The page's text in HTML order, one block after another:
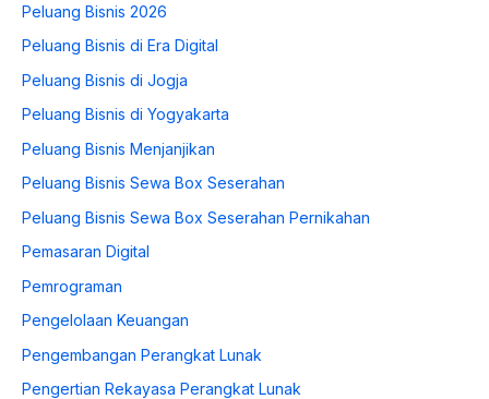
Peluang Bisnis 2026
Peluang Bisnis di Era Digital
Peluang Bisnis di Jogja
Peluang Bisnis di Yogyakarta
Peluang Bisnis Menjanjikan
Peluang Bisnis Sewa Box Seserahan
Peluang Bisnis Sewa Box Seserahan Pernikahan
Pemasaran Digital
Pemrograman
Pengelolaan Keuangan
Pengembangan Perangkat Lunak
Pengertian Rekayasa Perangkat Lunak